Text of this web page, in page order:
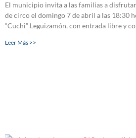
El municipio invita a las familias a
de circo el domingo 7 de abril a las 18:30
“Cuchi” Leguizamón, con entrada libre y
Leer Más >>